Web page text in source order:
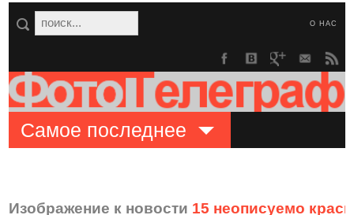
О НАС
Самое последнее
Изображение к новости 15 неописуемо